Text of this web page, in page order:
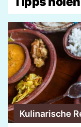
Kulinarische